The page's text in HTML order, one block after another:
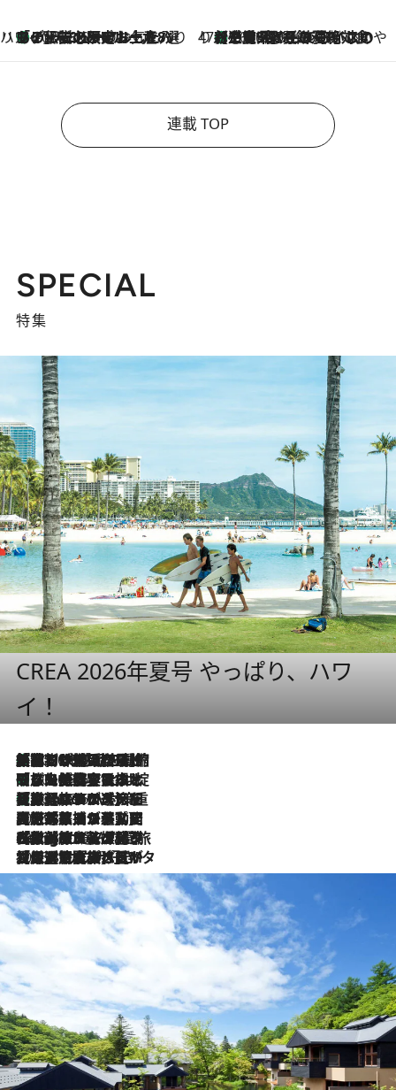
ハワイ賢者 リサのお気に入りリスト2026.8.6
あの伝説の限定トートも！ リニューアルした「ディーン＆デルーカ ハワイ」で必須のお土産8選 47都道府県の手みやげ ひんやりスイーツで夏を満喫
2026.8.6
【三重県】この夏絶対食べたい 冷やしておいしいおやつ3選 お餅×アイスの新感覚スイーツ
連載 TOP
SPECIAL
特集
CREA 2026年夏号 やっぱり、ハワ
イ！
2026.8.6
「荷物が増えるほど旅ストレスは増す」美容ジャーナリストがたどり着いた最終結論。“化粧品を劇的に減らす”感動の凝縮美容とは
2026.8.6
「旅先には金髪ウィッグを持参」日本と同じメイクでは損してる!? 美容ジャーナリストが提案する“掟破りの旅美容”とは
2026.8.6
【厳選旅コスメ】「身軽さ＆UV対策重視！」ヘアアーティストshucoが選んだ夏旅ベストコスメを発表【Mサイズジップ】
2026.8.5
【厳選旅コスメ】国内をあちこち移動する河井菜摘が選んだ夏旅ベストコスメ発表！「リラックスアイテムはマスト」【Mサイズジップ】
2026.8.4
【厳選旅コスメ】「紫外線＆乾燥対策しながらメイク感も！」ヘア＆メイクGeorgeが選んだ夏旅ベストコスメを発表！【Mサイズジップ】
2026.8.3
【厳選旅コスメ】「保湿もタイパ重視！」“サウナ好き”タレント清水みさとが愛用する夏旅ベストコスメを発表！【Mサイズジップ】